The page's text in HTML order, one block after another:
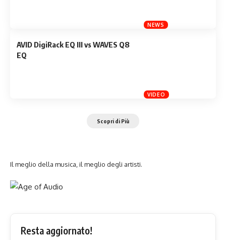
NEWS
VIDEO
AVID DigiRack EQ III vs WAVES Q8
EQ
Scopri di Più
Il meglio della musica, il meglio degli artisti.
Resta aggiornato!